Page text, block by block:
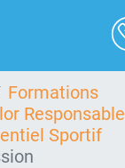
Formations
Responsable
Sportif